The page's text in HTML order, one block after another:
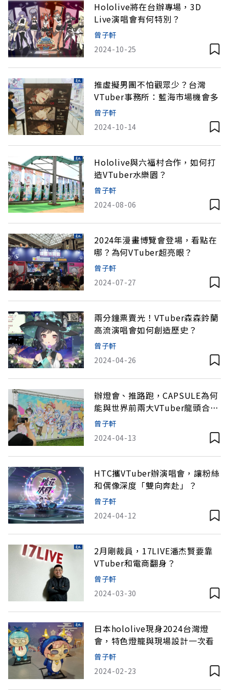
Hololive將在台辦專場，3D
Live演唱會有何特別？
曾子軒
2024-10-25
推虛擬男團不怕觀眾少？台灣
VTuber事務所：藍海市場機會多
曾子軒
2024-10-14
Hololive與六福村合作，如何打
造VTuber水樂園？
曾子軒
2024-08-06
2024年漫畫博覽會登場，看點在
哪？為何VTuber超亮眼？
曾子軒
2024-07-27
兩分鐘票賣光！VTuber森森鈴蘭
高流演唱會如何創造歷史？
曾子軒
2024-04-26
辦燈會、推路跑，CAPSULE為何
能與世界前兩大VTuber龍頭合作
變現IP？
曾子軒
2024-04-13
HTC攜VTuber辦演唱會，讓粉絲
和偶像深度「雙向奔赴」？
曾子軒
2024-04-12
2月剛裁員，17LIVE潘杰賢要靠
VTuber和電商翻身？
曾子軒
2024-03-30
日本hololive現身2024台灣燈
會，特色燈籠與現場設計一次看
曾子軒
2024-02-23